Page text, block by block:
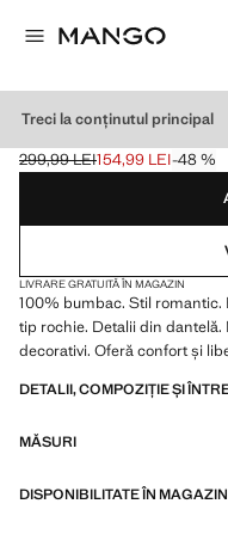
Treci la conținutul principal
CĂMAȘĂ DE
Preț inițial tăiat [299,99 LEI ]
299,99 LEI
Preț actual [154,99 LEI ]
154,99 LEI-48 %
Selectează o culoare
LIVRARE GRATUITĂ ÎN MAGAZIN
100% bumbac. Stil romantic.
tip rochie. Detalii din dantelă.
decorativi. Oferă confort și
DETALII, COMPOZIȚIE ȘI
MĂSURI
DISPONIBILITATE ÎN MAGAZIN